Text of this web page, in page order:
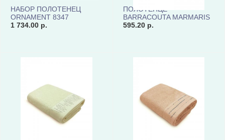
НАБОР ПОЛОТЕНЕЦ
ORNAMENT 8347
1 734.00 р.
ПОЛОТЕНЦЕ
BARRACOUTA MARMARIS
MAR70140-01 КОД8551
595.20 р.